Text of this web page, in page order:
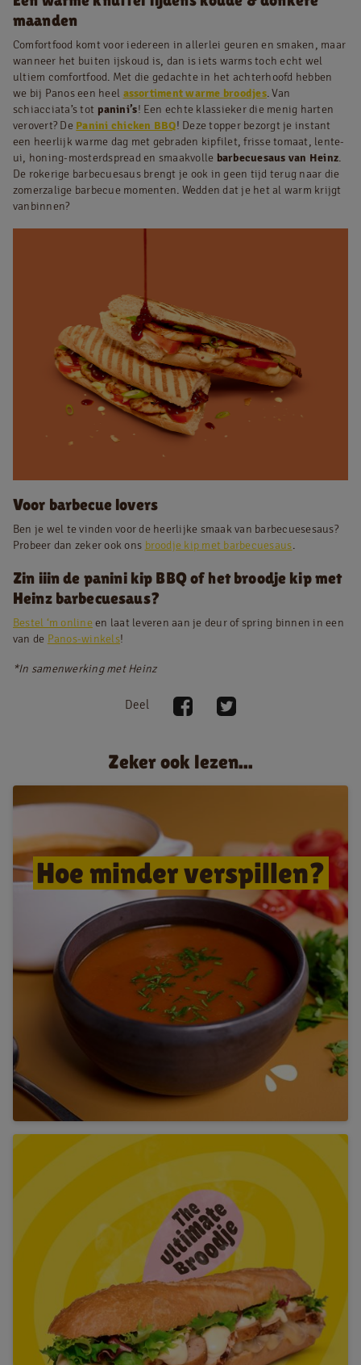
maanden
Comfortfood komt voor iedereen in allerlei geuren en smaken, maar
wanneer het buiten ijskoud is, dan is iets warms toch echt wel
ultiem comfortfood. Met die gedachte in het achterhoofd hebben
we bij Panos een heel assortiment warme broodjes. Van
schiacciata’s tot panini’s! Een echte klassieker die menig harten
verovert? De Panini chicken BBQ! Deze topper bezorgt je instant
een heerlijk warme dag met gebraden kipfilet, frisse tomaat, lente-
ui, honing-mosterdspread en smaakvolle barbecuesaus van Heinz.
De rokerige barbecuesaus brengt je ook in geen tijd terug naar die
zomerzalige barbecue momenten. Wedden dat je het al warm krijgt
vanbinnen?
Voor barbecue lovers
Ben je wel te vinden voor de heerlijke smaak van barbecuesesaus?
Probeer dan zeker ook ons broodje kip met barbecuesaus.
Zin iiin de panini kip BBQ of het broodje kip met
Heinz barbecuesaus?
Bestel ‘m online en laat leveren aan je deur of spring binnen in een
van de Panos-winkels!
*In samenwerking met Heinz
Deel
Zeker ook lezen...
Hoe minder verspillen?